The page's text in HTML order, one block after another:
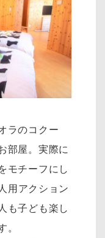
ラのコクー
部屋。実際に
モチーフにし
用アクション
も子ども楽し
。